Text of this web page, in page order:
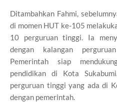
Ditambahkan Fahmi,
di momen HUT ke-105
10 perguruan tinggi. Ia
dengan kalangan
Pemerintah siap
pendidikan di Kota
perguruan tinggi yang ada di
dengan pemerintah.